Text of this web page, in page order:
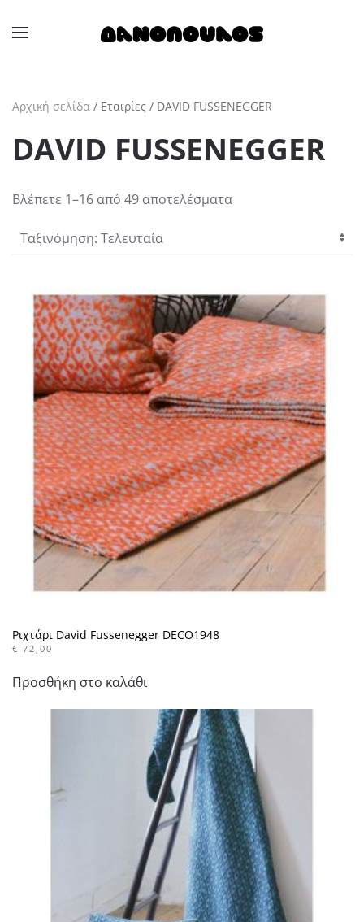
Skip to main content
Αρχική σελίδα / Εταιρίες / DAVID FUSSENEGGER
DAVID FUSSENEGGER
Βλέπετε 1–16 από 49 αποτελέσματα
Ριχτάρι David Fussenegger DECO1948
€ 72,00
Προσθήκη στο καλάθι